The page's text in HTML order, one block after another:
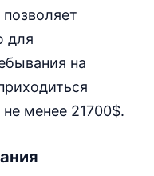
для
на
менее 21700$.